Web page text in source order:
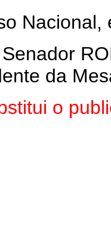
Nacional,
Senador
da
o